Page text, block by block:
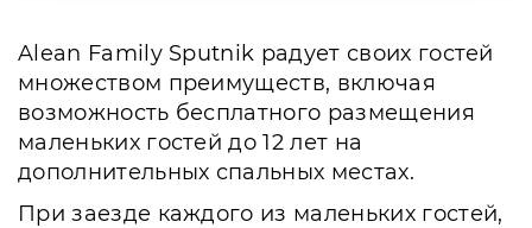
Alean Family Sputnik радует своих гостей
множеством преимуществ, включая
возможность бесплатного размещения
маленьких гостей до 12 лет на
дополнительных спальных местах.
При заезде каждого из маленьких гостей,